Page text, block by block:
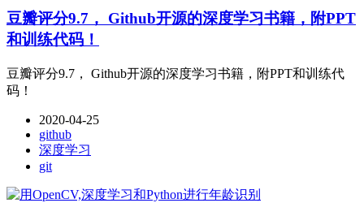
豆瓣评分9.7， Github开源的深度学习书籍，附PPT
和训练代码！
豆瓣评分9.7， Github开源的深度学习书籍，附PPT和训练代
码！
2020-04-25
github
深度学习
git